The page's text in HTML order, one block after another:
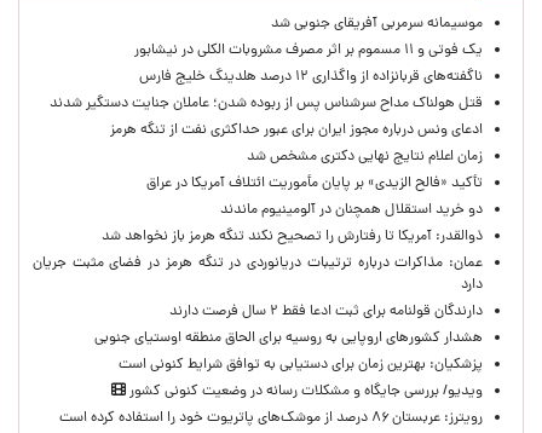
موسیمانه سرمربی آفریقای جنوبی شد
یک فوتی و ۱۱ مسموم بر اثر مصرف مشروبات الکلی در نیشابور
ناگفته‌های قربانزاده از واگذاری ۱۲ درصد هلدینگ خلیج فارس
قتل هولناک مداح سرشناس پس از ربوده شدن؛ عاملان جنایت دستگیر شدند
ادعای ونس درباره مجوز ایران برای عبور حداکثری نفت از تنگه هرمز
زمان اعلام نتایج نهایی دکتری مشخص شد
تأکید «فالح الزیدی» بر پایان مأموریت ائتلاف آمریکا در عراق
دو خرید استقلال همچنان در آلومینیوم ماندند
ذوالقدر: آمریکا تا رفتارش را تصحیح نکند تنگه هرمز باز نخواهد شد
عمان: مذاکرات درباره ترتیبات دریانوردی در تنگه هرمز در فضای مثبت جریان
دارد
دارندگان قولنامه برای ثبت ادعا فقط ۲ سال فرصت دارند
هشدار کشورهای اروپایی به روسیه برای الحاق منطقه اوستیای جنوبی
پزشکیان‌: بهترین زمان برای دستیابی به توافق شرایط کنونی است
ویدیو/ بررسی جایگاه و مشکلات رسانه در وضعیت کنونی کشور
رویترز: عربستان ۸۶ درصد از موشک‌های پاتریوت خود را استفاده کرده است